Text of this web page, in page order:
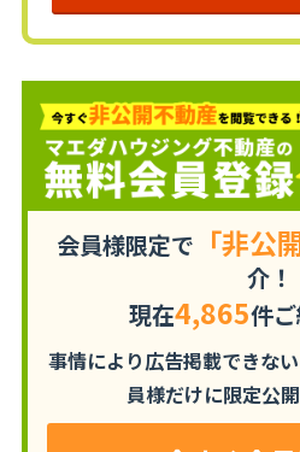
会員様限定で 「非公
介！
現在4,865件
事情により広告掲載できな
員様だけに限定公開